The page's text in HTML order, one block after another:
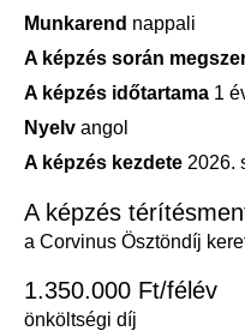
Munkarend nappali
A képzés során
A képzés időtartama 1
Nyelv angol
A képzés kezdete 2026.
A képzés
a Corvinus Ösztöndíj
1.350.000 Ft/félév
önköltségi díj